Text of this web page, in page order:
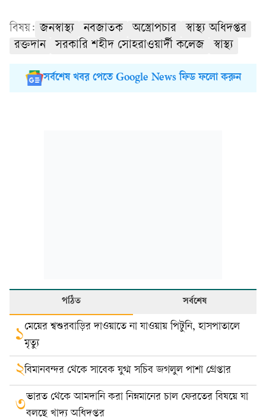
বিষয়: জনস্বাস্থ্য নবজাতক অস্ত্রোপচার
স্বাস্থ্য অধিদপ্তর
রক্তদান
সরকারি শহীদ সোহরাওয়ার্দী কলেজ স্বাস্থ্য
সর্বশেষ খবর পেতে Google News ফিড ফলো করুন
পঠিত সর্বশেষ
১মেয়ের শ্বশুরবাড়ির দাওয়াতে না যাওয়ায় পিটুনি, হাসপাতালে
মৃত্যু
২বিমানবন্দর থেকে সাবেক যুগ্ম সচিব জগলুল পাশা গ্রেপ্তার
৩ভারত থেকে আমদানি করা নিম্নমানের চাল ফেরতের বিষয়ে যা
বলছে খাদ্য অধিদপ্তর